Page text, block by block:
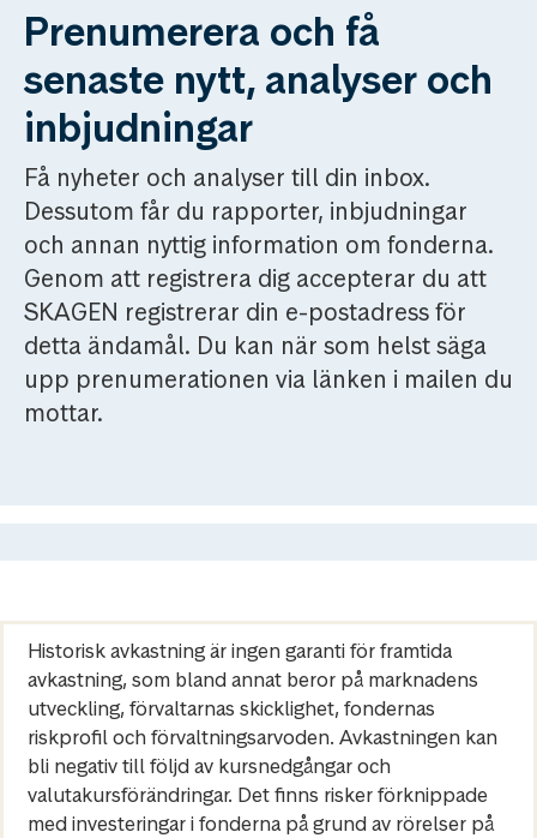
Prenumerera och få
senaste nytt, analyser och
inbjudningar
Få nyheter och analyser till din inbox.
Dessutom får du rapporter, inbjudningar
och annan nyttig information om fonderna.
Genom att registrera dig accepterar du att
SKAGEN registrerar din e-postadress för
detta ändamål. Du kan när som helst säga
upp prenumerationen via länken i mailen du
mottar.
Historisk avkastning är ingen garanti för framtida
avkastning, som bland annat beror på marknadens
utveckling, förvaltarnas skicklighet, fondernas
riskprofil och förvaltningsarvoden. Avkastningen kan
bli negativ till följd av kursnedgångar och
valutakursförändringar. Det finns risker förknippade
med investeringar i fonderna på grund av rörelser på